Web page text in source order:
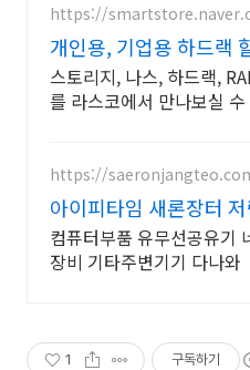
https://
개인용, 기업용 하드랙
일발송, 재고보유!!
스토리지, 나스, 하드랙,
를 라스코에서 만나보실
https://
아이피타임 새론장터
격! 빠른배송!
컴퓨터부품 유무선공유기
장비 기타주변기기 다나와
1 구독하기